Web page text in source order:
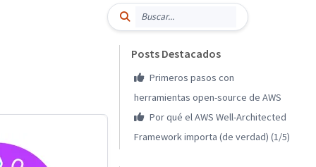
Posts Destacados
Primeros pasos con
herramientas open-source de AWS
Por qué el AWS Well-Architected
Framework importa (de verdad) (1/5)